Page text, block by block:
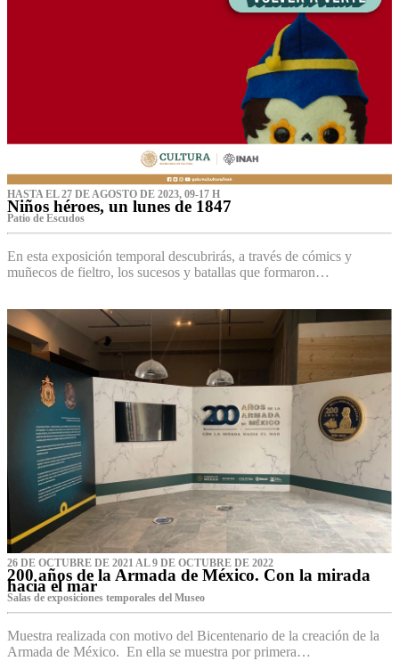
HASTA EL 27 DE AGOSTO DE 2023, 09-17 H
Niños héroes, un lunes de 1847
Patio de Escudos
En esta exposición temporal descubrirás, a través de cómics y
muñecos de fieltro, los sucesos y batallas que formaron…
26 DE OCTUBRE DE 2021 AL 9 DE OCTUBRE DE 2022
200 años de la Armada de México. Con la mirada
hacia el mar
Salas de exposiciones temporales del Museo‌
Muestra realizada con motivo del Bicentenario de la creación de la
Armada de México. En ella se muestra por primera…